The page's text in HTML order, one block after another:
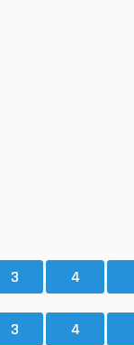
3 4
3 4